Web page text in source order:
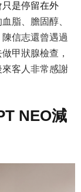
是停留在外
脂、膽固醇、
信志還曾遇過
甲狀腺檢查，
客人非常感謝
NEO減